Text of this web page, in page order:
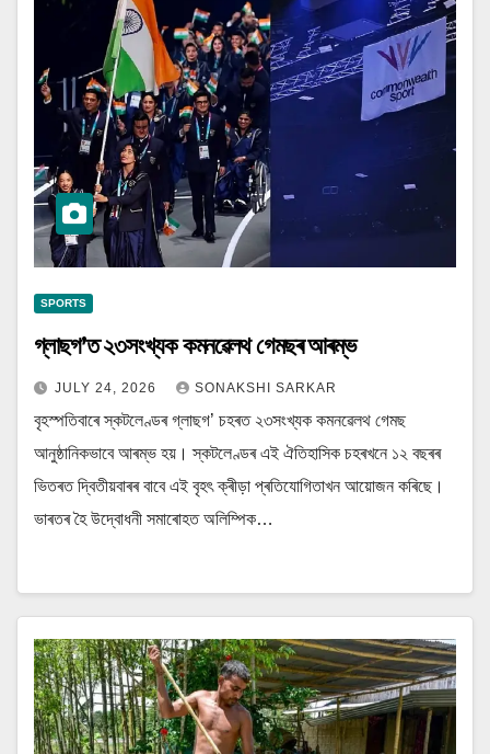
SPORTS
গ্লাছগ’ত ২৩সংখ্যক কমনৱেলথ গেমছৰ আৰম্ভ
JULY 24, 2026 SONAKSHI SARKAR
বৃহস্পতিবাৰে স্কটলেণ্ডৰ গ্লাছগ’ চহৰত ২৩সংখ্যক কমনৱেলথ গেমছ
আনুষ্ঠানিকভাবে আৰম্ভ হয়। স্কটলেণ্ডৰ এই ঐতিহাসিক চহৰখনে ১২ বছৰৰ
ভিতৰত দ্বিতীয়বাৰৰ বাবে এই বৃহৎ ক্ৰীড়া প্ৰতিযোগিতাখন আয়োজন কৰিছে।
ভাৰতৰ হৈ উদ্বোধনী সমাৰোহত অলিম্পিক…